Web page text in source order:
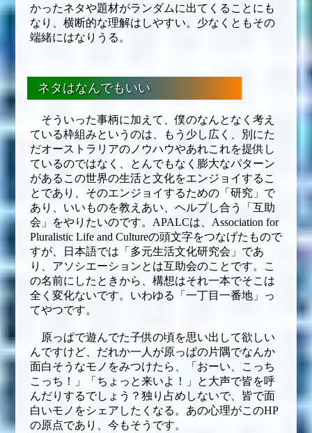
かったネタや題材がランダムに出てくることにも
なり、横断的な理解はしやすい。少なくともその
端緒にはなりうる。
ネタはなんでもいい
そういった事柄に加えて、僕のなんとなく考え
ている枠組みというのは、もう少し広く、別にた
だオーストラリアのノウハウやあれこれを提供し
ているのではなく、とんでもなく膨大なパターン
があるこの世界の生活と文化をエンジョイするこ
とであり、そのエンジョイするための「研究」で
あり、いいものを教えあい、ヘルプし合う「互助
会」をやりたいのです。APALCは、Association for
Pluralistic Life and Cultureの頭文字をつなげたもので
すが、日本語では「多元生活文化研究会」であ
り、アソシエーションとは互助会のことです。こ
の名前にしたときから、構想はそれ一本でそこは
全く変化ないです。いわゆる「一丁目一番地」っ
てやつです。
原っぱで遊んでた子供の頃を思い出して欲しい
んですけど、だれか一人が原っぱの片隅でなんか
面白そうなモノをみつけたら、「おーい、こっち
こっち！」「ちょっと来いよ！」と大声で皆を呼
んだりするでしょう？独り占めしないで、皆で面
白いモノをシェアしたくなる。あの心理がこのHP
の原点であり、今もそうです。